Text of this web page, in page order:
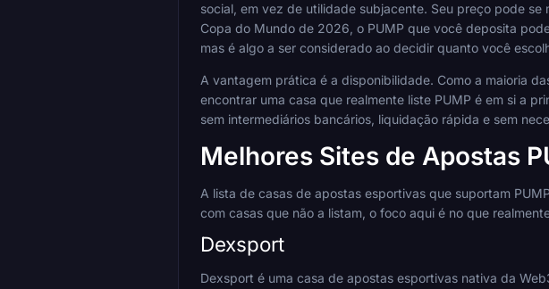
social, em vez de utilidade subjacente. Seu preço pode
Copa do Mundo de 2026, o PUMP que você deposita
mas é algo a ser considerado ao decidir quanto você
A vantagem prática é a disponibilidade. Como a maioria
encontrar uma casa que realmente liste PUMP é em si a
sem intermediários bancários, liquidação rápida e sem
Melhores Sites de Apostas
A lista de casas de apostas esportivas que suportam
com casas que não a listam, o foco aqui é no que
Dexsport
Dexsport é uma casa de apostas esportivas nativa da